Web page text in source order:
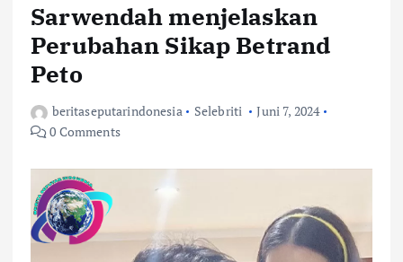
Sarwendah menjelaskan
Perubahan Sikap Betrand
Peto
beritaseputarindonesia Selebriti
Juni 7, 2024
0 Comments